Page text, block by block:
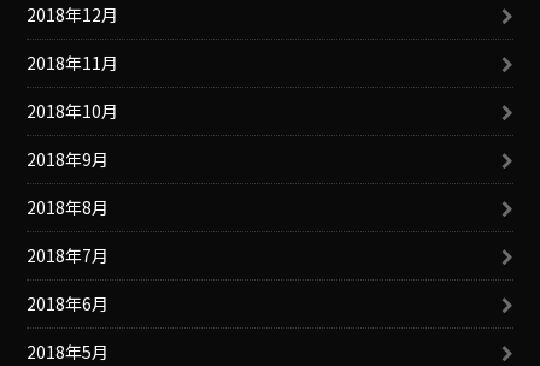
2018年12月
2018年11月
2018年10月
2018年9月
2018年8月
2018年7月
2018年6月
2018年5月